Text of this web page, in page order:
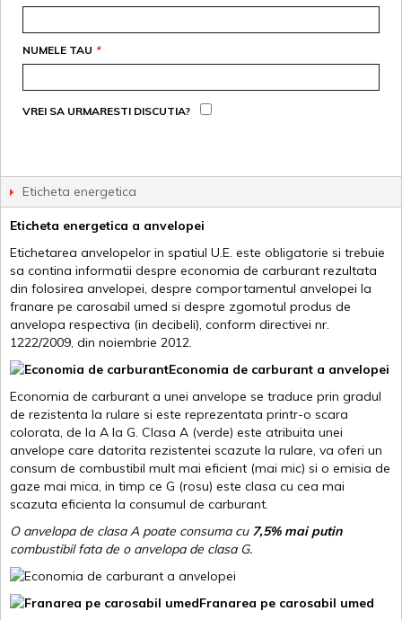
*
NUMELE TAU
VREI SA URMARESTI DISCUTIA?
Eticheta energetica
Eticheta energetica a anvelopei
Etichetarea anvelopelor in spatiul U.E. este obligatorie si trebuie
sa contina informatii despre economia de carburant rezultata
din folosirea anvelopei, despre comportamentul anvelopei la
franare pe carosabil umed si despre zgomotul produs de
anvelopa respectiva (in decibeli), conform directivei nr.
1222/2009, din noiembrie 2012.
Economia de carburant a anvelopei
Economia de carburant a unei anvelope se traduce prin gradul
de rezistenta la rulare si este reprezentata printr-o scara
colorata, de la A la G. Clasa A (verde) este atribuita unei
anvelope care datorita rezistentei scazute la rulare, va oferi un
consum de combustibil mult mai eficient (mai mic) si o emisia de
gaze mai mica, in timp ce G (rosu) este clasa cu cea mai
scazuta eficienta la consumul de carburant.
O anvelopa de clasa A poate consuma cu 7,5% mai putin
combustibil fata de o anvelopa de clasa G.
Franarea pe carosabil umed